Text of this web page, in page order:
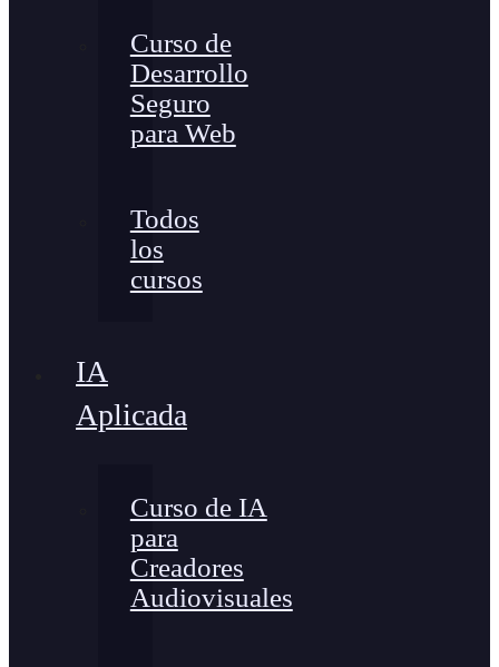
Curso de
Desarrollo
Seguro
para Web
Todos
los
cursos
IA
Aplicada
Curso de IA
para
Creadores
Audiovisuales